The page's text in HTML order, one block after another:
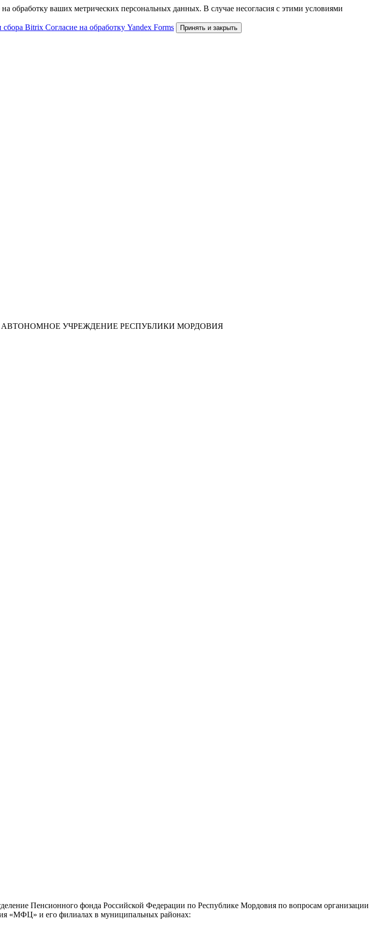
обработку ваших метрических персональных данных. В случае несогласия с этими условиями
сбора Bitrix Согласие на обработку Yandex Forms Принять и закрыть
АВТОНОМНОЕ УЧРЕЖДЕНИЕ РЕСПУБЛИКИ МОРДОВИЯ
Пенсионного фонда Российской Федерации по Республике Мордовия по вопросам организации
«МФЦ» и его филиалах в муниципальных районах: